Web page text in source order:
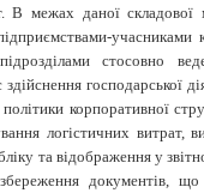
В межах даної складової
учасниками
стосовно
господарської
політики корпоративної
логістичних витрат,
та відображення у
документів,